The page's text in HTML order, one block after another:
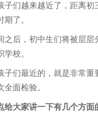
子们越来越近了，距离
期了。
之后，初中生们将被层
学校。
子们最近的，就是非常
全面检验。
给大家讲一下有几个方面